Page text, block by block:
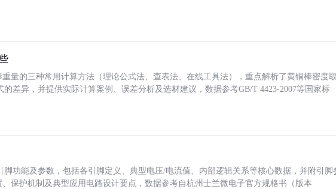
量的三种常用计算方法（理论公式法、查表法、在线工具法），重点解析了黄铜棒密度取
的差异，并提供实际计算案例、误差分析及选材建议，数据参考GB/T 4423-2007等国家标
脚功能及参数，包括各引脚定义、典型电压/电流值、内部逻辑关系等核心数据，并附引脚
保护机制及典型应用电路设计要点，数据参考自杭州士兰微电子官方规格书（版本